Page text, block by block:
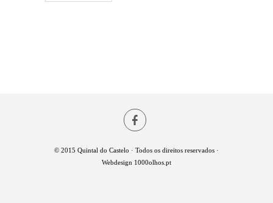
© 2015 Quintal do Castelo · Todos os direitos reservados ·
Webdesign 1000olhos.pt